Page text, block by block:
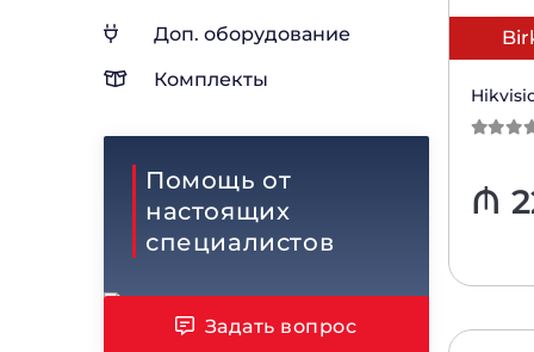
Доп. оборудование
Комплекты
Помощь от
настоящих
специалистов
Задать вопрос
₼